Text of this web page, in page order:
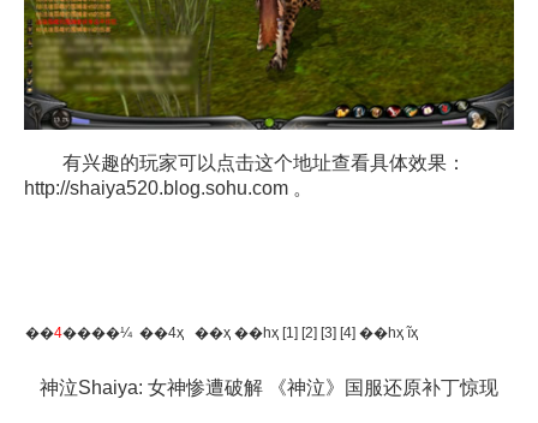
有兴趣的玩家可以点击这个地址查看具体效果：
http://shaiya520.blog.sohu.com 。
��4����¼ ��4ҳ ��ҳ ��һҳ [1] [2] [3] [4] ��һҳ ĩҳ
神泣Shaiya: 女神惨遭破解 《神泣》国服还原补丁惊现